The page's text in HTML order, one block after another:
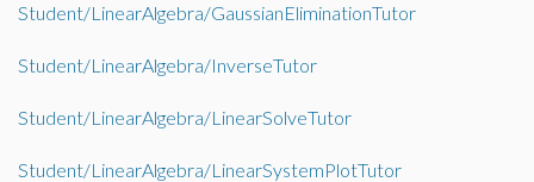
Student/LinearAlgebra/GaussianEliminationTutor
Student/LinearAlgebra/InverseTutor
Student/LinearAlgebra/LinearSolveTutor
Student/LinearAlgebra/LinearSystemPlotTutor